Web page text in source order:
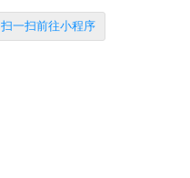
扫一扫前往小程序